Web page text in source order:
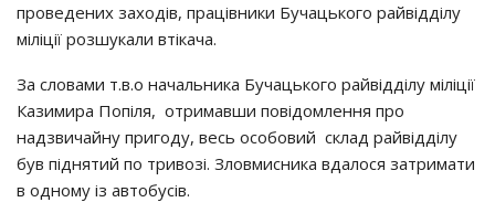
проведених заходів, працівники Бучацького райвідділу
міліції розшукали втікача.
За словами т.в.о начальника Бучацького райвідділу міліції
Казимира Попіля, отримавши повідомлення про
надзвичайну пригоду, весь особовий склад райвідділу
був піднятий по тривозі. Зловмисника вдалося затримати
в одному із автобусів.